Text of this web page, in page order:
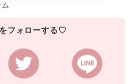
フォローする♡